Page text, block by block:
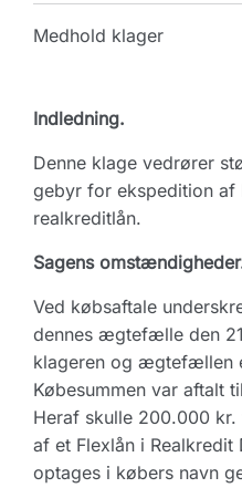
Medhold klager
Indledning.
Denne klage vedrører
gebyr for ekspedition af
realkreditlån.
Sagens
Ved købsaftale
dennes ægtefælle den
klageren og ægtefællen
Købesummen var aftalt
Heraf skulle 200.000
af et Flexlån i Realkredit
optages i købers navn